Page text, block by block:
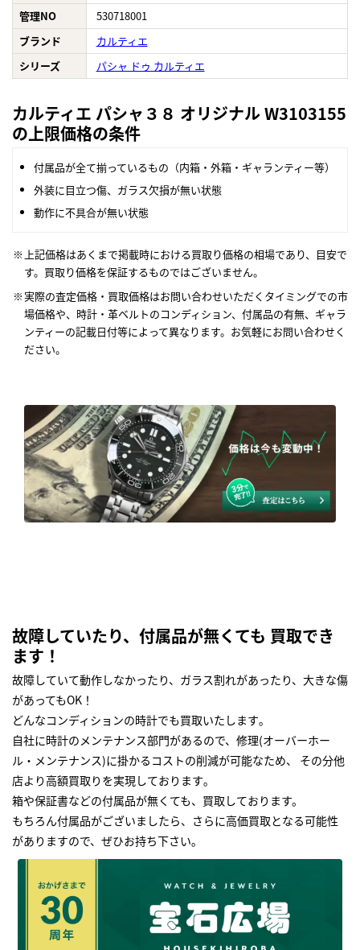
管理NO
530718001
ブランド
カルティエ
シリーズ
パシャ ドゥ カルティエ
カルティエ パシャ３８ オリジナル W3103155
の上限価格の条件
付属品が全て揃っているもの（内箱・外箱・ギャランティー等）
外装に目立つ傷、ガラス欠損が無い状態
動作に不具合が無い状態
上記価格はあくまで掲載時における買取り価格の相場であり、目安で
す。買取り価格を保証するものではございません。
実際の査定価格・買取価格はお問い合わせいただくタイミングでの市
場価格や、時計・革ベルトのコンディション、付属品の有無、ギャラ
ンティーの記載日付等によって異なります。お気軽にお問い合わせく
ださい。
故障していたり、付属品が無くても 買取でき
ます！
故障していて動作しなかったり、ガラス割れがあったり、大きな傷
があってもOK！
どんなコンディションの時計でも買取いたします｡
自社に時計のメンテナンス部門があるので、修理(オーバーホー
ル・メンテナンス)に掛かるコストの削減が可能なため、 その分他
店より高額買取りを実現しております｡
箱や保証書などの付属品が無くても、買取しております。
もちろん付属品がございましたら、さらに高価買取となる可能性
がありますので、ぜひお持ち下さい｡